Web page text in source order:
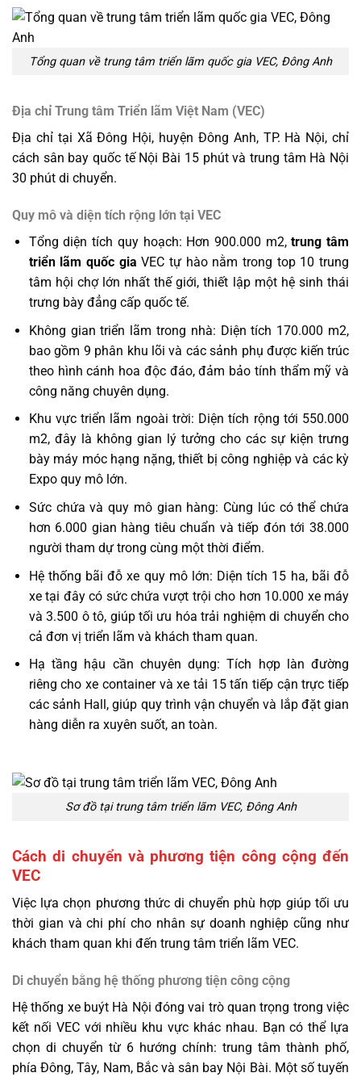
Tổng quan về trung tâm triển lãm quốc gia VEC, Đông Anh
Địa chỉ Trung tâm Triển lãm Việt Nam (VEC)
Địa chỉ tại Xã Đông Hội, huyện Đông Anh, TP. Hà Nội, chỉ
cách sân bay quốc tế Nội Bài 15 phút và trung tâm Hà Nội
30 phút di chuyển.
Quy mô và diện tích rộng lớn tại VEC
Tổng diện tích quy hoạch: Hơn 900.000 m2,trung tâm
triển lãm quốc gia VECtự hào nằm trong top 10 trung
tâm hội chợ lớn nhất thế giới, thiết lập một hệ sinh thái
trưng bày đẳng cấp quốc tế.
Không gian triển lãm trong nhà: Diện tích 170.000 m2,
bao gồm 9 phân khu lõi và các sảnh phụ được kiến trúc
theo hình cánh hoa độc đáo, đảm bảo tính thẩm mỹ và
công năng chuyên dụng.
Khu vực triển lãm ngoài trời: Diện tích rộng tới 550.000
m2, đây là không gian lý tưởng cho các sự kiện trưng
bày máy móc hạng nặng, thiết bị công nghiệp và các kỳ
Expo quy mô lớn.
Sức chứa và quy mô gian hàng: Cùng lúc có thể chứa
hơn 6.000 gian hàng tiêu chuẩn và tiếp đón tới 38.000
người tham dự trong cùng một thời điểm.
Hệ thống bãi đỗ xe quy mô lớn: Diện tích 15 ha, bãi đỗ
xe tại đây có sức chứa vượt trội cho hơn 10.000 xe máy
và 3.500 ô tô, giúp tối ưu hóa trải nghiệm di chuyển cho
cả đơn vị triển lãm và khách tham quan.
Hạ tầng hậu cần chuyên dụng: Tích hợp làn đường
riêng cho xe container và xe tải 15 tấn tiếp cận trực tiếp
các sảnh Hall, giúp quy trình vận chuyển và lắp đặt gian
hàng diễn ra xuyên suốt, an toàn.
Sơ đồ tại trung tâm triển lãm VEC, Đông Anh
Cách di chuyển và phương tiện công cộng đến
VEC
Việc lựa chọn phương thức di chuyển phù hợp giúp tối ưu
thời gian và chi phí cho nhân sự doanh nghiệp cũng như
khách tham quan khi đến trung tâm triển lãm VEC.
Di chuyển bằng hệ thống phương tiện công cộng
Hệ thống xe buýt Hà Nội đóng vai trò quan trọng trong việc
kết nối VEC với nhiều khu vực khác nhau. Bạn có thể lựa
chọn di chuyển từ 6 hướng chính: trung tâm thành phố,
phía Đông, Tây, Nam, Bắc và sân bay Nội Bài. Một số tuyến